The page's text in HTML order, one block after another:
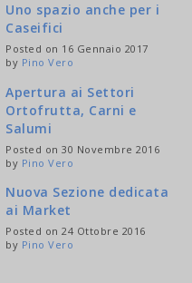
Uno spazio anche per i
Caseifici
Posted on 16 Gennaio 2017
by Pino Vero
Apertura ai Settori
Ortofrutta, Carni e
Salumi
Posted on 30 Novembre 2016
by Pino Vero
Nuova Sezione dedicata
ai Market
Posted on 24 Ottobre 2016
by Pino Vero